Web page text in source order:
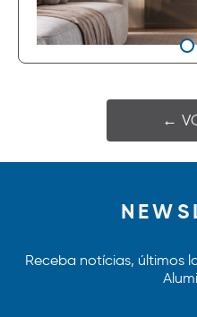
←
Receba notícias, últimos